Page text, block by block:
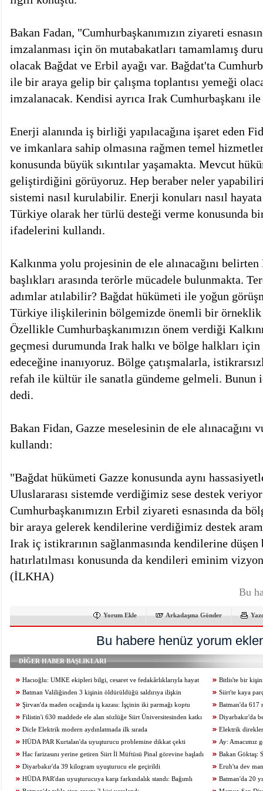
Bakan Fadan, "Cumhurbaşkanımızın ziyareti
imzalanması için ön mutabakatları tamamlamış
olacak Bağdat ve Erbil ayağı var. Bağdat'ta
ile bir araya gelip bir çalışma toplantısı yemeği
imzalanacak. Kendisi ayrıca Irak Cumhurbaşkanı
Enerji alanında iş birliği yapılacağına işaret eden
ve imkanlara sahip olmasına rağmen temel
konusunda büyük sıkıntılar yaşamakta. Mevcut
geliştirdiğini görüyoruz. Hep beraber neler
sistemi nasıl kurulabilir. Enerji konuları nasıl
Türkiye olarak her türlü desteği verme konusunda
ifadelerini kullandı.
Kalkınma yolu projesinin de ele alınacağını
başlıkları arasında terörle mücadele bulunmakta.
adımlar atılabilir? Bağdat hükümeti ile yoğun
Türkiye ilişkilerinin bölgemizde önemli bir örneklik
Özellikle Cumhurbaşkanımızın önem verdiği
geçmesi durumunda Irak halkı ve bölge halkları
edeceğine inanıyoruz. Bölge çatışmalarla,
refah ile kültür ile sanatla gündeme gelmeli. Bunun
dedi.
Bakan Fidan, Gazze meselesinin de ele alınacağını
kullandı:
"Bağdat hükümeti Gazze konusunda aynı
Uluslararası sistemde verdiğimiz sese destek
Cumhurbaşkanımızın Erbil ziyareti esnasında da
bir araya gelerek kendilerine verdiğimiz destek
Irak iç istikrarının sağlanmasında kendilerine
hatırlatılması konusunda da kendileri eminim
(İLKHA)
Bu
Yorum Ekle Arkadaşına Gönder
Bu habere henüz yorum
DİĞER HABER BAŞLIKLARI
Hacıoğlu: UMKE ekipleri bilgi, cesaret ve fedakârlıklarıyla hayat
kurtarıyor
Bitlis'te bir
Batman Valiliğinden 3 kişinin öldürüldüğü saldırıya ilişkin
açıklama
Siirt'te kaya
kaybetti
Şirvan'da maden ocağında iş kazası: İşçinin iki parmağı koptu
Batman'da 617
Filistin'i 630 maddede ele alan sözlüğe Siirt Üniversitesinden katkı
Diyarbakır'da
kurtuldu
Dicle Elektrik modern aydınlatmada ilk sırada
Elektrik
HÜDA PAR Kurtalan'da uyuşturucu problemine dikkat çekti
Ay: Amacımız
zamanda üreten
Hac farizasını yerine getiren Siirt İl Müftüsü Pinal görevine başladı
Bakan Göktaş:
geçiriyoruz
Diyarbakır'da 39 kilogram uyuşturucu ele geçirildi
Eruh'ta dev
HÜDA PAR'dan uyuşturucuya karşı farkındalık standı: Bağımlı
Batman'da 20